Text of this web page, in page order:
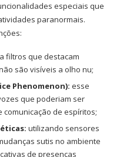
especiais que
paranormais.
filtros que destacam
são visíveis a olho nu;
Phenomenon): esse
que poderiam ser
de espíritos;
utilizando sensores
sutis no ambiente
de presenças